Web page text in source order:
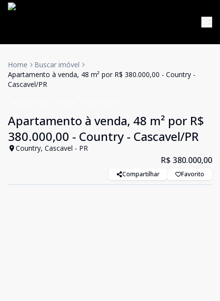
Home
Buscar imóvel
Apartamento à venda, 48 m² por R$ 380.000,00 - Country -
Cascavel/PR
Apartamento à venda, 48 m² por R$
380.000,00 - Country - Cascavel/PR
Country, Cascavel - PR
R$ 380.000,00
Compartilhar Favorito